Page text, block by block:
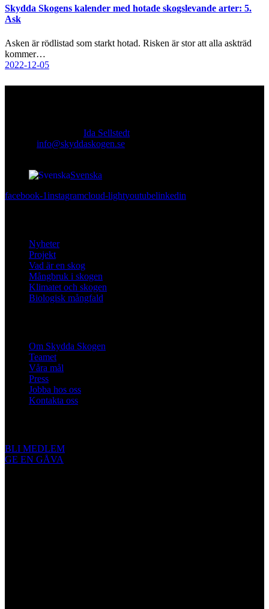
Skydda Skogens kalender med hotade skogslevande arter: 5.
Ask
Asken är rödlistad som starkt hotad. Risken är stor att alla askträd
kommer…
2022-12-05
Ida Sellstedt
info@skyddaskogen.se
Svenska
facebook-1instagramcloud-lightyoutubelinkedin
Nyheter
Projekt
Vad är en skog
Mångbruk i skogen
Klimatet och skogen
Biologisk mångfald
Om Skydda Skogen
Teamet
Våra mål
Press
Jobba hos oss
Kontakta oss
BLI MEDLEM
GE EN GÅVA